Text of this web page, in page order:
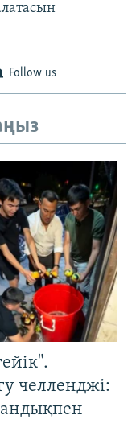
Follow us
челленджі: